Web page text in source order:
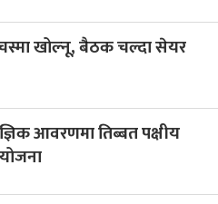
खोल्नू, बैठक चल्दा सेयर
आवरणमा तिब्बत पक्षीय